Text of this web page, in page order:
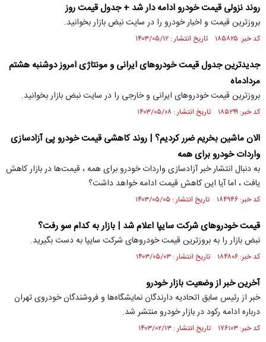
روند نزولی قیمت خودرو ادامه دار شد + جدول قیمت روز
بروزترین قیمت و اخبار خودرو را در سایت نبض بازار بخوانید.
کد خبر: ۱۸۵۸۲۵ تاریخ انتشار : ۱۴۰۳/۰۵/۱۲
جدیدترین جدول قیمت خودروهای ایرانی و مونتاژی امروز دوشنبه هشتم
مردادماه
بروزترین قیمت خودروهای ایرانی و خارجی را در سایت نبض بازار بخوانید.
کد خبر: ۱۸۵۲۹۹ تاریخ انتشار : ۱۴۰۳/۰۵/۰۸
الان ماشین بخریم ضرر کردیم؟ | روند کاهشی قیمت خودرو پی آزادسازی
واردات خودرو برای همه
به دنبال انتشار خبر آزادسازی واردات خودرو برای همه ، قیمت‌ها در بازار کاهش
یافت ، اما آیا این کاهش قیمت ادامه خواهد داشت؟
کد خبر: ۱۸۴۹۴۶ تاریخ انتشار : ۱۴۰۳/۰۵/۰۵
قیمت خودروهای شرکت سایپا اعلام شد | بازار به کدام سو رفت؟
نبض بازار را به بروزترین قیمت خودروهای شرکت سایپا به دست بگیرید.
کد خبر: ۱۸۴۸۰۶ تاریخ انتشار : ۱۴۰۳/۰۵/۰۳
آخرین خبر از وضعیت بازار خودرو
خبر از رئیس سابق اتحادیه دارندگان نمایشگاه‌ها و فروشندگان خودروی تهران
درباره ادامه رکود در بازار خودرو منتشر شد.
کد خبر: ۱۷۶۱۰۳ تاریخ انتشار : ۱۴۰۳/۰۲/۱۳